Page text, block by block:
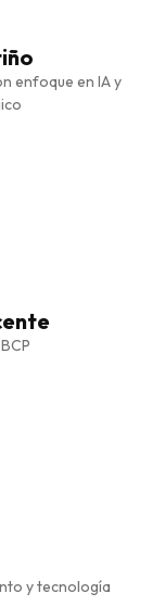
enfoque en IA y
y tecnología